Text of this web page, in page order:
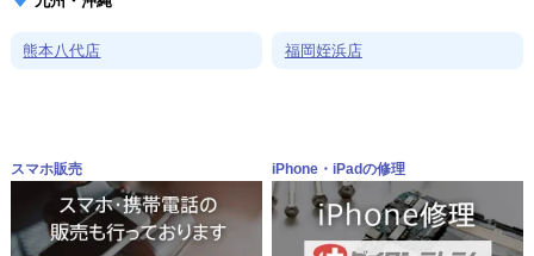
熊本八代店 福岡姪浜店
スマホ販売 iPhone・iPadの修理